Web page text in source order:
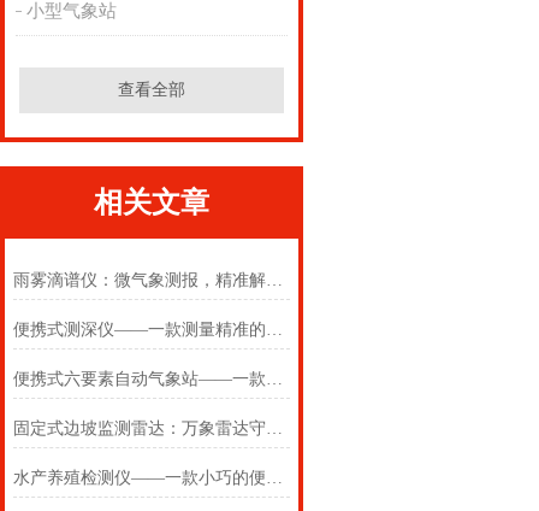
小型气象站
查看全部
相关文章
雨雾滴谱仪：微气象测报，精准解析雨雾粒子微观特征
便携式测深仪——一款测量精准的超声波测深仪2024(万象推送)
便携式六要素自动气象站——一款随时随地的六要素便携式自动气象站
固定式边坡监测雷达：万象雷达守边坡・毫米级精度筑安全
水产养殖检测仪——一款小巧的便携式水质检测仪2025(万象推送)